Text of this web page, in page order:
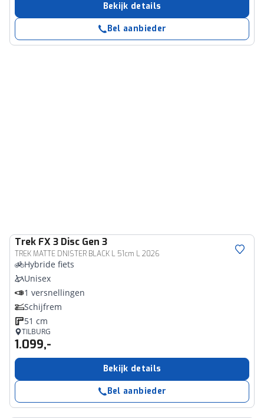
Bekijk details
Bel aanbieder
Trek FX 3 Disc Gen 3
TREK MATTE DNISTER BLACK L 51cm L 2026
Hybride fiets
Unisex
1 versnellingen
Schijfrem
51 cm
TILBURG
1.099,-
Bekijk details
Bel aanbieder